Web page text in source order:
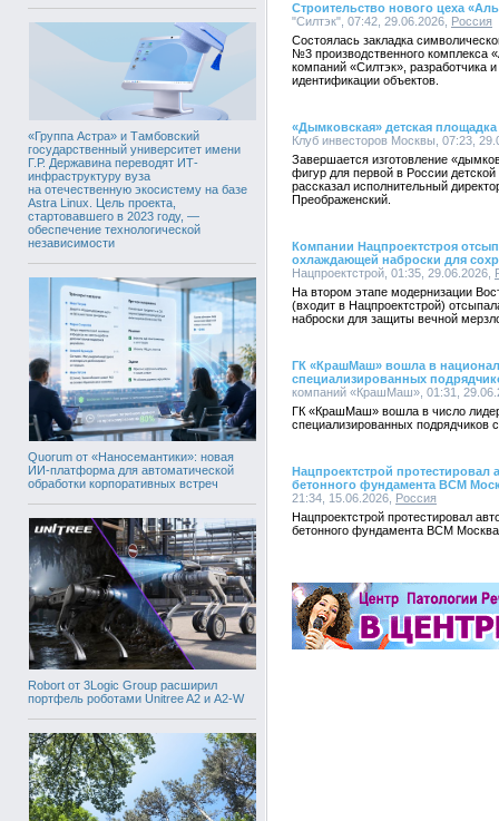
«Группа Астра» и Тамбовский
государственный университет имени
Г.Р. Державина переводят ИТ-
инфраструктуру вуза
на отечественную экосистему на базе
Astra Linux. Цель проекта,
стартовавшего в 2023 году, —
обеспечение технологической
независимости
Quorum от «Наносемантики»: новая
ИИ-платформа для автоматической
обработки корпоративных встреч
Robort от 3Logic Group расширил
портфель роботами Unitree A2 и A2-W
Строительство нового цеха
"Силтэк", 07:42, 29.06.2026, Россия
Состоялась закладка
№3 производственного комплекса
компаний «Силтэк», разработчика
идентификации объектов.
«Дымковская» детская площадка
Клуб инвесторов Москвы, 07:23,
Завершается изготовление
фигур для первой в России
рассказал исполнительный
Преображенский.
Компании Нацпроектстроя
охлаждающей наброски для
Нацпроектстрой, 01:35, 29.06.2026,
На втором этапе модернизации
(входит в Нацпроектстрой)
наброски для защиты вечной
ГК «КрашМаш» вошла в
специализированных
компаний «КрашМаш», 01:31,
ГК «КрашМаш» вошла в число
специализированных подрядчиков
Нацпроектстрой протестировал
бетонного фундамента ВСМ
21:34, 15.06.2026, Россия
Нацпроектстрой протестировал
бетонного фундамента ВСМ Москва